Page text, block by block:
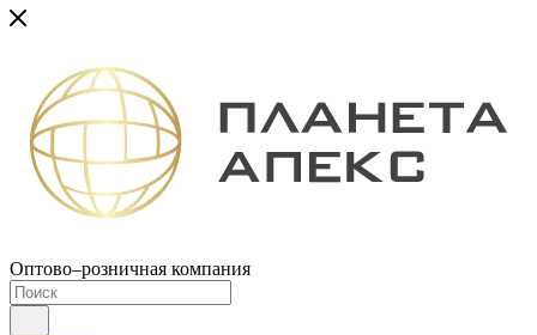
Оптово–розничная компания